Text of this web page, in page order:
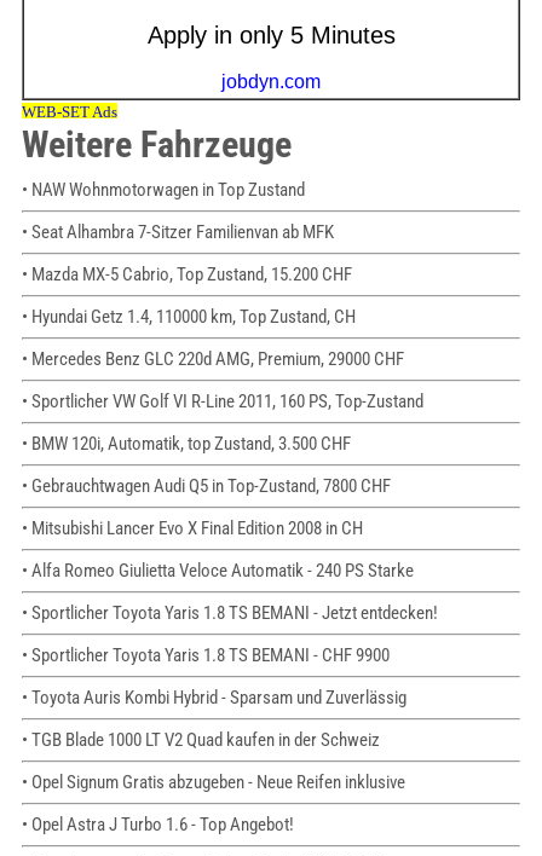
Weitere Fahrzeuge
• NAW Wohnmotorwagen in Top Zustand
• Seat Alhambra 7-Sitzer Familienvan ab MFK
• Mazda MX-5 Cabrio, Top Zustand, 15.200 CHF
• Hyundai Getz 1.4, 110000 km, Top Zustand, CH
• Mercedes Benz GLC 220d AMG, Premium, 29000 CHF
• Sportlicher VW Golf VI R-Line 2011, 160 PS, Top-Zustand
• BMW 120i, Automatik, top Zustand, 3.500 CHF
• Gebrauchtwagen Audi Q5 in Top-Zustand, 7800 CHF
• Mitsubishi Lancer Evo X Final Edition 2008 in CH
• Alfa Romeo Giulietta Veloce Automatik - 240 PS Starke
• Sportlicher Toyota Yaris 1.8 TS BEMANI - Jetzt entdecken!
• Sportlicher Toyota Yaris 1.8 TS BEMANI - CHF 9900
• Toyota Auris Kombi Hybrid - Sparsam und Zuverlässig
• TGB Blade 1000 LT V2 Quad kaufen in der Schweiz
• Opel Signum Gratis abzugeben - Neue Reifen inklusive
• Opel Astra J Turbo 1.6 - Top Angebot!